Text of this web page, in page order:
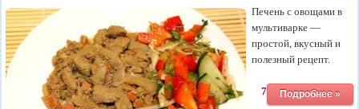
Печень с овощами в
мультиварке —
простой, вкусный и
полезный рецепт.
Подробнее »
7